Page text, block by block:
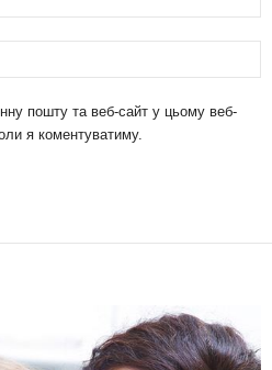
пошту та веб-сайт у цьому веб-
я коментуватиму.